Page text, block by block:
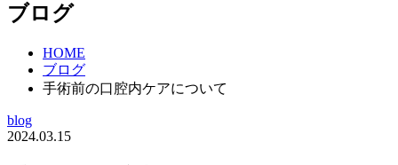
ブログ
HOME
ブログ
手術前の口腔内ケアについて
blog
2024.03.15